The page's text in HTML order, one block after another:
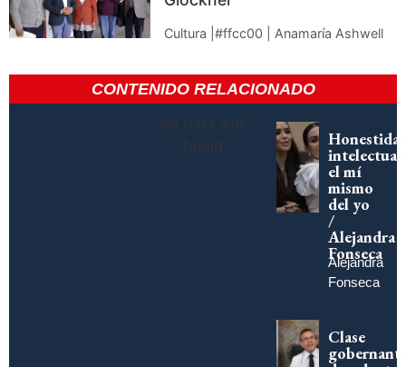
Cultura |#ffcc00 | Anamaría Ashwell
CONTENIDO RELACIONADO
No data was
found
intelectual:
el mí
mismo
del yo
/
Alejandra
Fonseca
Alejandra
Fonseca
Clase